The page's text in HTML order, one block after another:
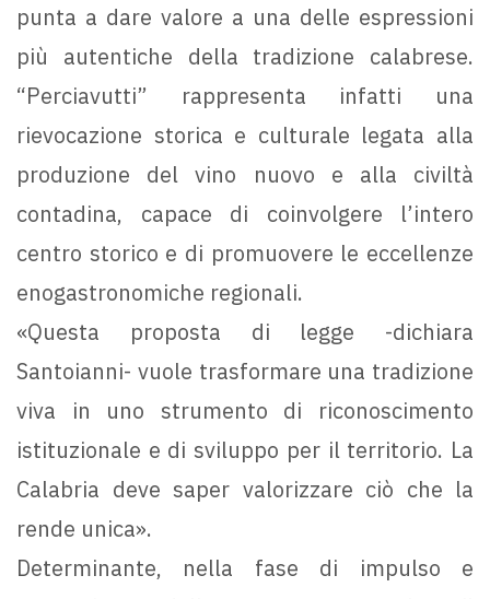
punta a dare valore a una delle espressioni
più autentiche della tradizione calabrese.
“Perciavutti” rappresenta infatti una
rievocazione storica e culturale legata alla
produzione del vino nuovo e alla civiltà
contadina, capace di coinvolgere l’intero
centro storico e di promuovere le eccellenze
enogastronomiche regionali.
«Questa proposta di legge -dichiara
Santoianni- vuole trasformare una tradizione
viva in uno strumento di riconoscimento
istituzionale e di sviluppo per il territorio. La
Calabria deve saper valorizzare ciò che la
rende unica».
Determinante, nella fase di impulso e